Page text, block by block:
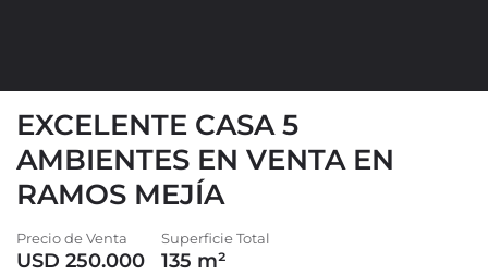
EXCELENTE CASA 5
AMBIENTES EN VENTA EN
RAMOS MEJÍA
Precio de Venta
USD 250.000
Superficie Total
135 m²